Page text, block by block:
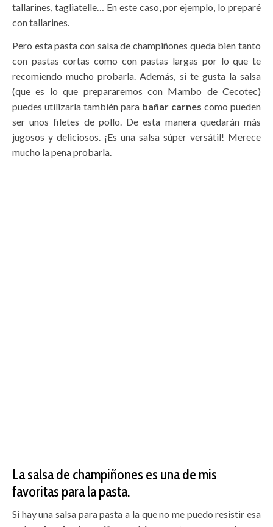
tallarines, tagliatelle… En este caso, por ejemplo, lo preparé
con tallarines.
Pero esta pasta con salsa de champiñones queda bien tanto
con pastas cortas como con pastas largas por lo que te
recomiendo mucho probarla. Además, si te gusta la salsa
(que es lo que prepararemos con Mambo de Cecotec)
puedes utilizarla también para bañar carnes como pueden
ser unos filetes de pollo. De esta manera quedarán más
jugosos y deliciosos. ¡Es una salsa súper versátil! Merece
mucho la pena probarla.
La salsa de champiñones es una de mis
favoritas para la pasta.
Si hay una salsa para pasta a la que no me puedo resistir esa